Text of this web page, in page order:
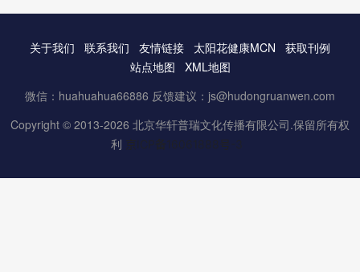
关于我们 联系我们 友情链接 太阳花健康MCN
获取刊例
站点地图
XML地图
微信：huahuahua66886 反馈建议：js@hudongruanwen.com
Copyright © 2013-2026 北京华轩普瑞文化传播有限公司.保留所有权
利 京ICP备16061888号-3